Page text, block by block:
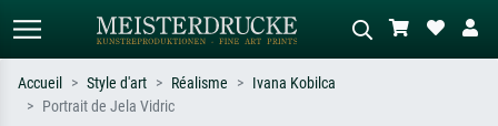
Accueil Style d'art Réalisme
Ivana Kobilca
Portrait de Jela Vidric